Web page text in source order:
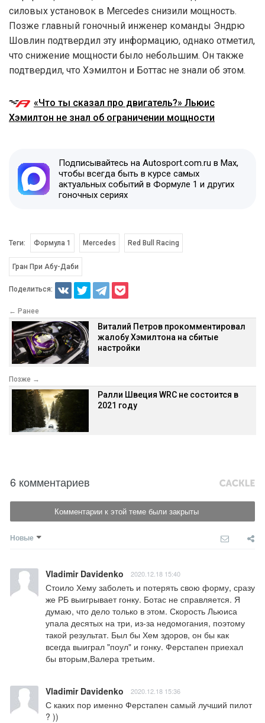
силовых установок в Mercedes снизили мощность.
Позже главный гоночный инженер команды Эндрю
Шовлин подтвердил эту информацию, однако отметил,
что снижение мощности было небольшим. Он также
подтвердил, что Хэмилтон и Боттас не знали об этом.
«Что ты сказал про двигатель?» Льюис
Хэмилтон не знал об ограничении мощности
Подписывайтесь на Autosport.com.ru в Max,
чтобы всегда быть в курсе самых
актуальных событий в Формуле 1 и других
гоночных сериях
Теги: Формула 1 Mercedes Red Bull Racing
Гран При Абу-Даби
Поделиться:
← Ранее
Виталий Петров прокомментировал
жалобу Хэмилтона на сбитые
настройки
Позже →
Ралли Швеция WRC не состоится в
2021 году
6 комментариев
Комментарии к этой теме были закрыты
Новые
Vladimir Davidenko 2020.12.18 15:40
Стоило Хему заболеть и потерять свою форму, сразу
же РБ выигрывает гонку. Ботас не справляется. Я
думаю, что дело только в этом. Скорость Льюиса
упала десятых на три, из-за недомогания, поэтому
такой результат. Был бы Хем здоров, он бы как
всегда выиграл "поул" и гонку. Ферстапен приехал
бы вторым,Валера третьим.
Vladimir Davidenko 2020.12.18 15:36
С каких пор именно Ферстапен самый лучший пилот
? ))